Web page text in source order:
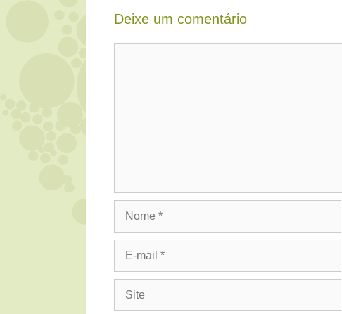
Deixe um comentário